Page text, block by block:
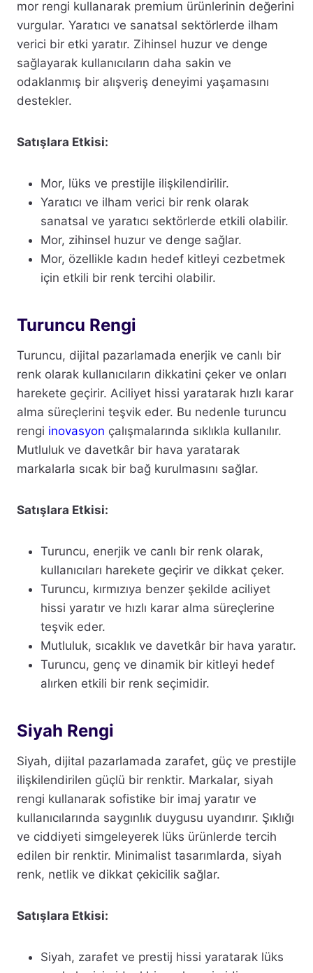
mor rengi kullanarak premium ürünlerinin değerini
vurgular. Yaratıcı ve sanatsal sektörlerde ilham
verici bir etki yaratır. Zihinsel huzur ve denge
sağlayarak kullanıcıların daha sakin ve
odaklanmış bir alışveriş deneyimi yaşamasını
destekler.
Satışlara Etkisi:
Mor, lüks ve prestijle ilişkilendirilir.
Yaratıcı ve ilham verici bir renk olarak
sanatsal ve yaratıcı sektörlerde etkili olabilir.
Mor, zihinsel huzur ve denge sağlar.
Mor, özellikle kadın hedef kitleyi cezbetmek
için etkili bir renk tercihi olabilir.
Turuncu Rengi
Turuncu, dijital pazarlamada enerjik ve canlı bir
renk olarak kullanıcıların dikkatini çeker ve onları
harekete geçirir. Aciliyet hissi yaratarak hızlı karar
alma süreçlerini teşvik eder. Bu nedenle turuncu
rengi inovasyon çalışmalarında sıklıkla kullanılır.
Mutluluk ve davetkâr bir hava yaratarak
markalarla sıcak bir bağ kurulmasını sağlar.
Satışlara Etkisi:
Turuncu, enerjik ve canlı bir renk olarak,
kullanıcıları harekete geçirir ve dikkat çeker.
Turuncu, kırmızıya benzer şekilde aciliyet
hissi yaratır ve hızlı karar alma süreçlerine
teşvik eder.
Mutluluk, sıcaklık ve davetkâr bir hava yaratır.
Turuncu, genç ve dinamik bir kitleyi hedef
alırken etkili bir renk seçimidir.
Siyah Rengi
Siyah, dijital pazarlamada zarafet, güç ve prestijle
ilişkilendirilen güçlü bir renktir. Markalar, siyah
rengi kullanarak sofistike bir imaj yaratır ve
kullanıcılarında saygınlık duygusu uyandırır. Şıklığı
ve ciddiyeti simgeleyerek lüks ürünlerde tercih
edilen bir renktir. Minimalist tasarımlarda, siyah
renk, netlik ve dikkat çekicilik sağlar.
Satışlara Etkisi:
Siyah, zarafet ve prestij hissi yaratarak lüks